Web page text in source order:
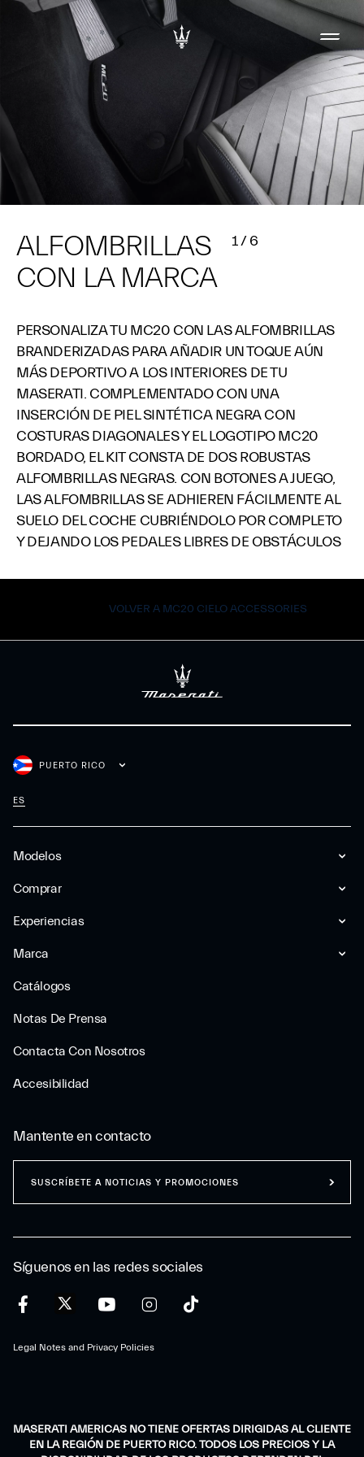
ALFOMBRILLAS
CON LA MARCA
1/6
PERSONALIZA TU MC20 CON LAS ALFOMBRILLAS
BRANDERIZADAS PARA AÑADIR UN TOQUE AÚN
MÁS DEPORTIVO A LOS INTERIORES DE TU
MASERATI. COMPLEMENTADO CON UNA
INSERCIÓN DE PIEL SINTÉTICA NEGRA CON
COSTURAS DIAGONALES Y EL LOGOTIPO MC20
BORDADO, EL KIT CONSTA DE DOS ROBUSTAS
ALFOMBRILLAS NEGRAS. CON BOTONES A JUEGO,
LAS ALFOMBRILLAS SE ADHIEREN FÁCILMENTE AL
SUELO DEL COCHE CUBRIÉNDOLO POR COMPLETO
Y DEJANDO LOS PEDALES LIBRES DE OBSTÁCULOS
VOLVER A MC20 CIELO ACCESSORIES
Modelos
Comprar
Experiencias
Marca
Catálogos
Notas De Prensa
Contacta Con Nosotros
Accesibilidad
PUERTO RICO
ES
Síguenos en las redes sociales
Legal Notes and Privacy Policies
Mantente en contacto
SUSCRÍBETE A NOTICIAS Y PROMOCIONES
MASERATI AMERICAS NO TIENE OFERTAS DIRIGIDAS AL CLIENTE
EN LA REGIÓN DE PUERTO RICO. TODOS LOS PRECIOS Y LA